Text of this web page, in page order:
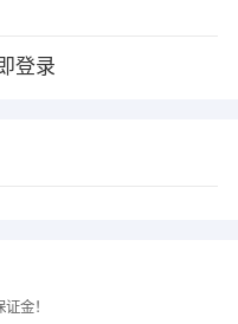
登录
金！